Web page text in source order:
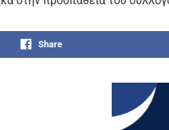
Share